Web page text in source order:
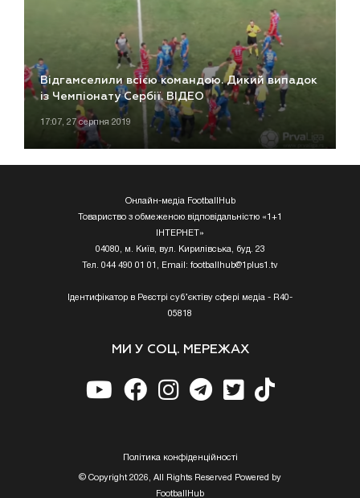
Відгамселили всією командою. Дикий випадок
із Чемпіонату Сербії. ВІДЕО
17:07, 27 серпня 2019
Онлайн-медіа FootballHub
Товариство з обмеженою відповідальністю «1+1
ІНТЕРНЕТ»
04080, м. Київ, вул. Кирилівська, буд. 23
Тел. 044 490 01 01, Email: footballhub@1plus1.tv
Ідентифікатор в Реєстрі суб’єктіву сфері медіа - R40-
05818
МИ У СОЦ. МЕРЕЖАХ
Полiтика конфiденцiйностi
© Copyright 2026, All Rights Reserved Powered by
FootballHub